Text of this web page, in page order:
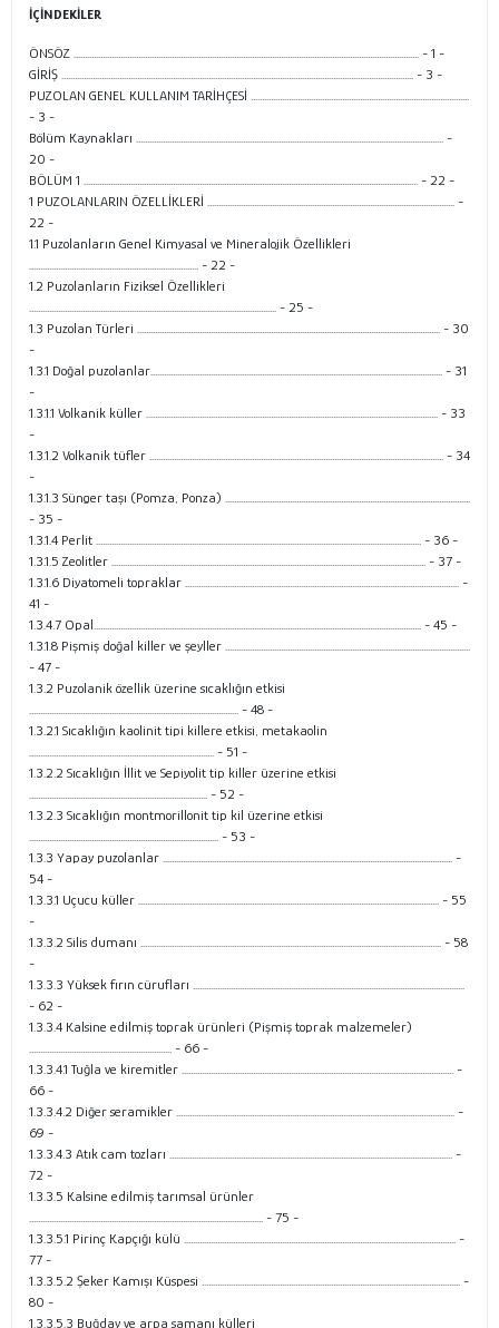
İÇİNDEKİLER
ÖNSÖZ ........................................................................................................................................................... - 1 -
GİRİŞ .............................................................................................................................................................. - 3 -
PUZOLAN GENEL KULLANIM TARİHÇESİ ..................................................................................................
- 3 -
Bölüm Kaynakları .......................................................................................................................................... -
20 -
BÖLÜM 1 ...................................................................................................................................................... - 22 -
1 PUZOLANLARIN ÖZELLİKLERİ ............................................................................................................... -
22 -
1.1 Puzolanların Genel Kimyasal ve Mineralojik Özellikleri
............................................................................ - 22 -
1.2 Puzolanların Fiziksel Özellikleri
............................................................................................................... - 25 -
1.3 Puzolan Türleri ........................................................................................................................................ - 30
-
1.3.1 Doğal puzolanlar................................................................................................................................... - 31
-
1.3.1.1 Volkanik küller ................................................................................................................................... - 33
-
1.3.1.2 Volkanik tüfler .................................................................................................................................... - 34
-
1.3.1.3 Sünger taşı (Pomza, Ponza) ..............................................................................................................
- 35 -
1.3.1.4 Perlit .................................................................................................................................................. - 36 -
1.3.1.5 Zeolitler ............................................................................................................................................. - 37 -
1.3.1.6 Diyatomeli topraklar ........................................................................................................................... -
41 -
1.3.4.7 Opal................................................................................................................................................... - 45 -
1.3.1.8 Pişmiş doğal killer ve şeyller ..............................................................................................................
- 47 -
1.3.2 Puzolanik özellik üzerine sıcaklığın etkisi
.............................................................................................. - 48 -
1.3.2.1 Sıcaklığın kaolinit tipi killere etkisi, metakaolin
................................................................................... - 51 -
1.3.2.2 Sıcaklığın İllit ve Sepiyolit tip killer üzerine etkisi
................................................................................ - 52 -
1.3.2.3 Sıcaklığın montmorillonit tip kil üzerine etkisi
..................................................................................... - 53 -
1.3.3 Yapay puzolanlar .................................................................................................................................. -
54 -
1.3.3.1 Uçucu küller ....................................................................................................................................... - 55
-
1.3.3.2 Silis dumanı ....................................................................................................................................... - 58
-
1.3.3.3 Yüksek fırın cürufları ..........................................................................................................................
- 62 -
1.3.3.4 Kalsine edilmiş toprak ürünleri (Pişmiş toprak malzemeler)
................................................................ - 66 -
1.3.3.4.1 Tuğla ve kiremitler .......................................................................................................................... -
66 -
1.3.3.4.2 Diğer seramikler ............................................................................................................................. -
69 -
1.3.3.4.3 Atık cam tozları ............................................................................................................................... -
72 -
1.3.3.5 Kalsine edilmiş tarımsal ürünler
......................................................................................................... - 75 -
1.3.3.5.1 Pirinç Kapçığı külü .......................................................................................................................... -
77 -
1.3.3.5.2 Şeker Kamışı Küspesi .................................................................................................................... -
80 -
1.3.3.5.3 Buğday ve arpa samanı külleri